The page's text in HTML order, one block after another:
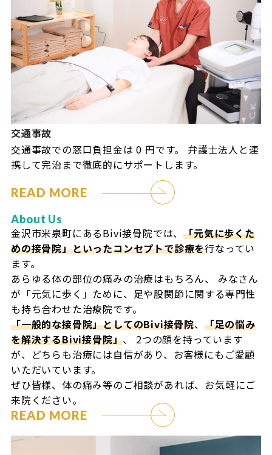
交通事故
交通事故での窓口負担金は 0 円です。 弁護士法人と連
携して完治まで徹底的にサポートします。
READ MORE
About Us
金沢市米泉町にあるBivi接骨院では、「元気に歩くた
めの接骨院」といったコンセプトで診療を行なってい
ます。
あらゆる体の部位の痛みの治療はもちろん、
みなさん
が「元気に歩く」ために、足や股関節に関する専門性
も持ち合わせた治療院です。
「一般的な接骨院」としてのBivi接骨院、 「足の悩み
を解決するBivi接骨院」、
2つの顔を持っています
が、どちらも治療には自信があり、お客様にもご愛顧
いただいています。
ぜひ皆様、体の痛み等のご相談があれば、お気軽にご
来院ください。
READ MORE